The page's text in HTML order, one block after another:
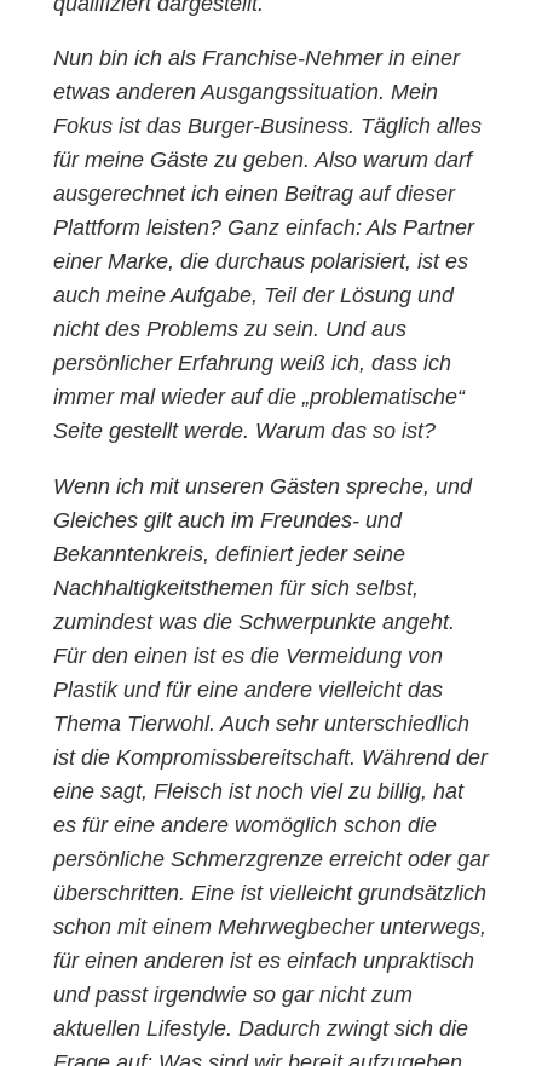
Nun bin ich als Franchise-Nehmer in einer
etwas anderen Ausgangssituation. Mein
Fokus ist das Burger-Business. Täglich alles
für meine Gäste zu geben. Also warum darf
ausgerechnet ich einen Beitrag auf dieser
Plattform leisten? Ganz einfach: Als Partner
einer Marke, die durchaus polarisiert, ist es
auch meine Aufgabe, Teil der Lösung und
nicht des Problems zu sein. Und aus
persönlicher Erfahrung weiß ich, dass ich
immer mal wieder auf die „problematische“
Seite gestellt werde. Warum das so ist?
Wenn ich mit unseren Gästen spreche, und
Gleiches gilt auch im Freundes- und
Bekanntenkreis, definiert jeder seine
Nachhaltigkeitsthemen für sich selbst,
zumindest was die Schwerpunkte angeht.
Für den einen ist es die Vermeidung von
Plastik und für eine andere vielleicht das
Thema Tierwohl. Auch sehr unterschiedlich
ist die Kompromissbereitschaft. Während der
eine sagt, Fleisch ist noch viel zu billig, hat
es für eine andere womöglich schon die
persönliche Schmerzgrenze erreicht oder gar
überschritten. Eine ist vielleicht grundsätzlich
schon mit einem Mehrwegbecher unterwegs,
für einen anderen ist es einfach unpraktisch
und passt irgendwie so gar nicht zum
aktuellen Lifestyle. Dadurch zwingt sich die